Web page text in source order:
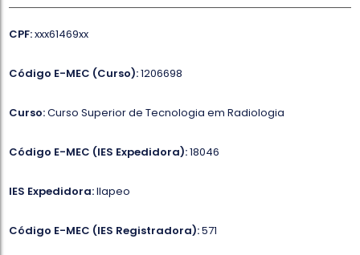
CPF:xxx61469xx
Código E-MEC (Curso):1206698
Curso:Curso Superior de Tecnologia em Radiologia
Código E-MEC (IES Expedidora):18046
IES Expedidora:Ilapeo
Código E-MEC (IES Registradora):571